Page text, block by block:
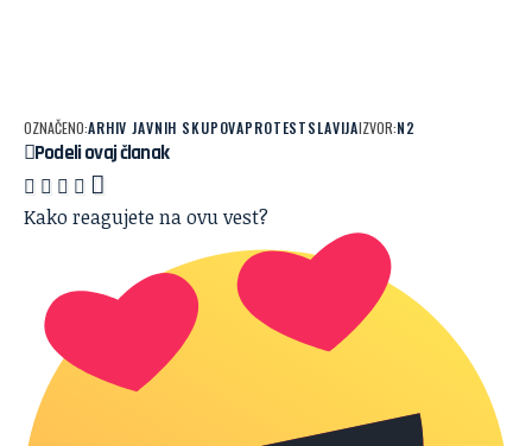
OZNAČENO:ARHIV JAVNIH SKUPOVAPROTESTSLAVIJAIZVOR:N2
Podeli ovaj članak
Kako reagujete na ovu vest?